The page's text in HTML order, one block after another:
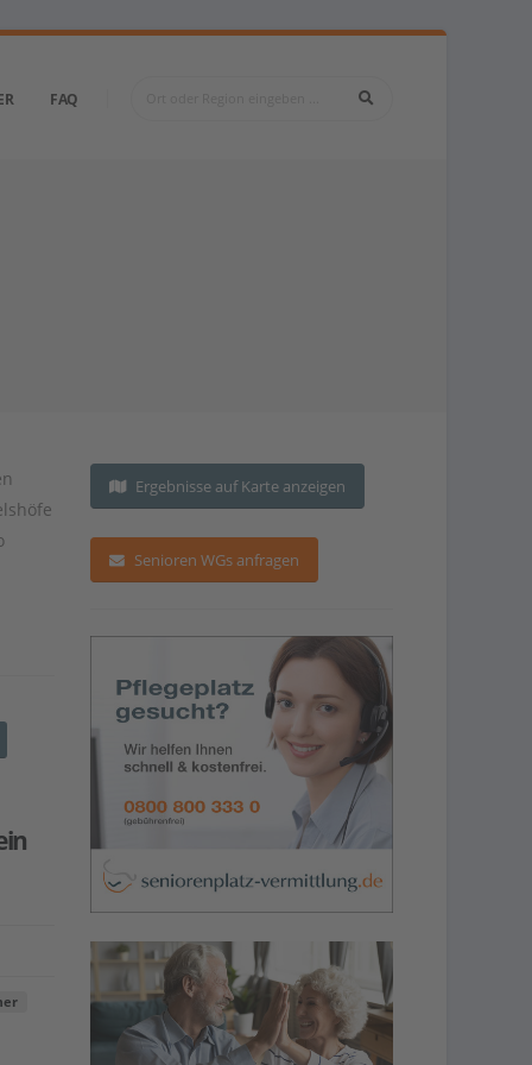
FAQ
Ergebnisse auf Karte anzeigen
Senioren WGs anfragen